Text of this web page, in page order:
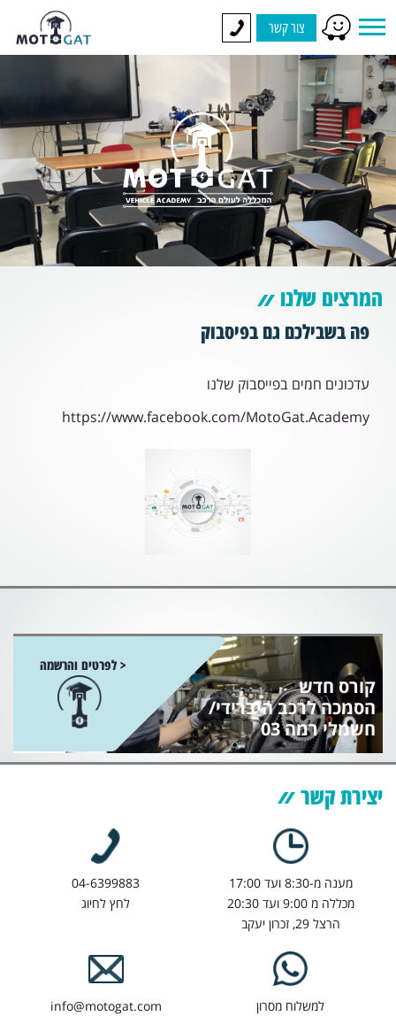
צור קשר
המרצים שלנו
פה בשבילכם גם בפיסבוק
עדכונים חמים בפייסבוק שלנו
https://www.facebook.com/MotoGat.Academy
< לפרטים והרשמה
קורס חדש
הסמכה לרכב היברידי/
חשמלי רמה 03
יצירת קשר
מענה מ-8:30 ועד 17:00
מכללה מ 9:00 ועד 20:30
הרצל 29, זכרון יעקב
04-6399883
לחץ לחיוג
למשלוח מסרון
info@motogat.com